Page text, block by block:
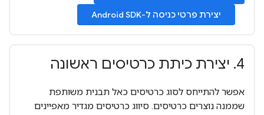
יצירת פרטי כניסה ל-Android SDK
4
. יצירת כיתת כרטיסים ראשונה
אפשר להתייחס לסוג כרטיסים כאל תבנית משותפת
שממנה נוצרים כרטיסים. סיווג כרטיסים מגדיר מאפיינים